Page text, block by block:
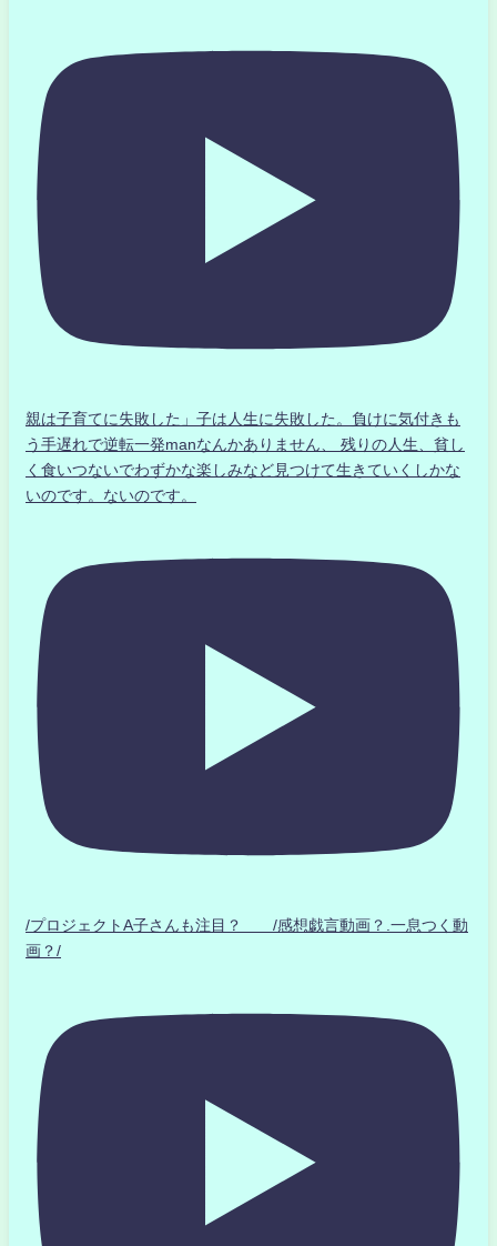
親は子育てに失敗した」子は人生に失敗した。負けに気付きも
う手遅れで逆転一発manなんかありません、 残りの人生、貧し
く食いつないでわずかな楽しみなど見つけて生きていくしかな
いのです。ないのです。
/プロジェクトA子さんも注目？ /感想戯言動画？.一息つく動
画？/